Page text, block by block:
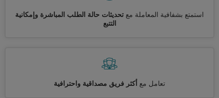
استمتع بشفافية المعاملة مع تحديثات حالة الطلب المباشرة وإمكانية
التتبع
تعامل مع أكثر فريق مصداقية واحترافية